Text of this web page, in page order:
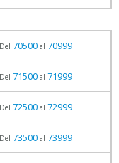
Del 70500al 70999
Del 71500al 71999
Del 72500al 72999
Del 73500al 73999